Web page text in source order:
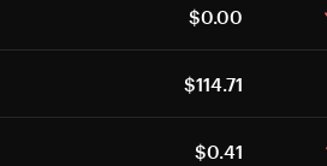
$0.00
$114.71
$0.41